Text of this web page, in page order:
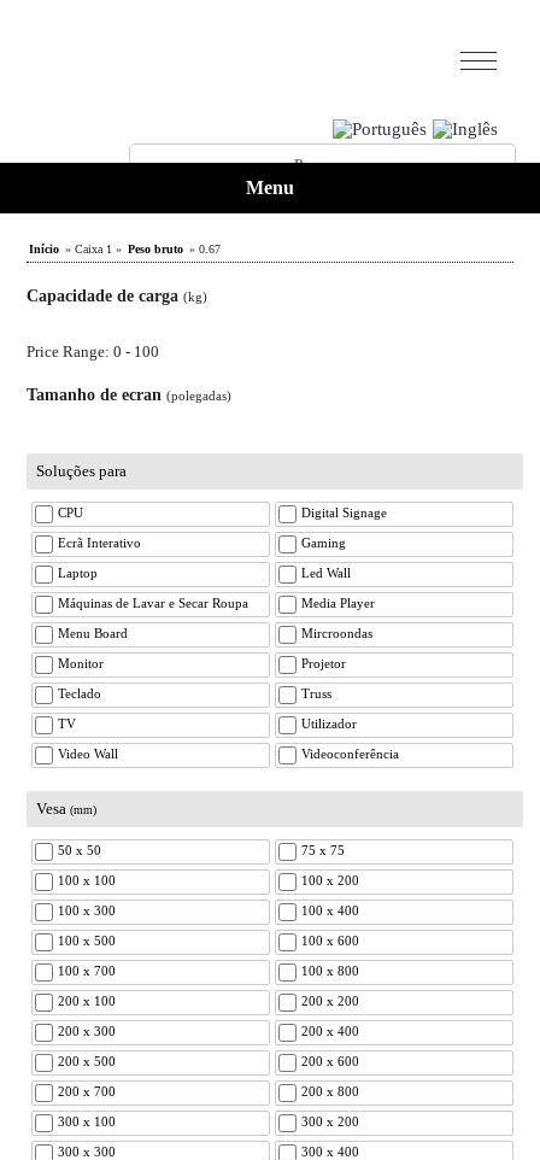
Menu
Início » Caixa 1 » Peso bruto » 0.67
Capacidade de carga(kg)
Price Range: 0 - 100
Tamanho de ecran(polegadas)
Soluções para
CPU Digital Signage
Ecrã Interativo Gaming
Laptop Led Wall
Máquinas de Lavar e Secar Roupa Media Player
Menu Board Mircroondas
Monitor Projetor
Teclado Truss
TV Utilizador
Video Wall Videoconferência
Vesa (mm)
50 x 50 75 x 75
100 x 100 100 x 200
100 x 300 100 x 400
100 x 500 100 x 600
100 x 700 100 x 800
200 x 100 200 x 200
200 x 300 200 x 400
200 x 500 200 x 600
200 x 700 200 x 800
300 x 100 300 x 200
300 x 300 300 x 400